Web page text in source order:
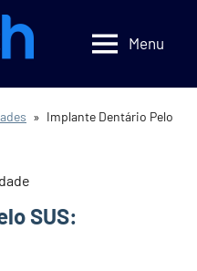
Veja
Tech
Menu
Implante Dentário Pelo
SUS: